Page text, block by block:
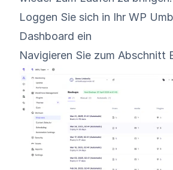
Loggen Sie sich in Ihr WP
Dashboard ein
Navigieren Sie zum Abschnitt